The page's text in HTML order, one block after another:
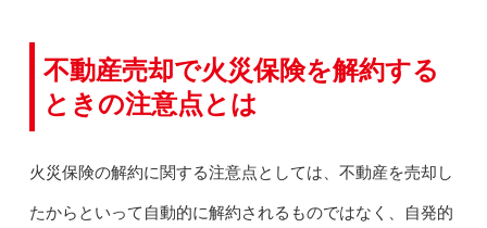
不動産売却で火災保険を解約する
ときの注意点とは
火災保険の解約に関する注意点としては、不動産を売却し
たからといって自動的に解約されるものではなく、自発的